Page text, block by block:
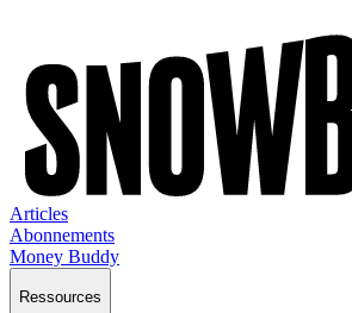
Articles
Abonnements
Money Buddy
Ressources